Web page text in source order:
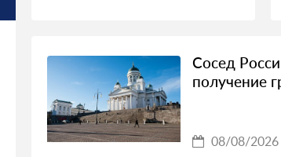
Сосед
получение
08/08/2026